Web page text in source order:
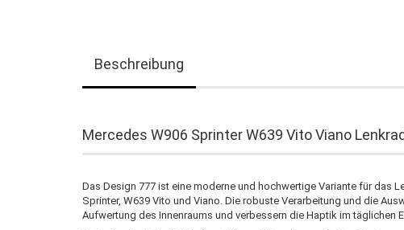
Beschreibung
Mercedes W906 Sprinter W639 Vito Viano
Das Design 777 ist eine moderne und hochwertige Variante für das
Sprinter, W639 Vito und Viano. Die robuste Verarbeitung und die
Aufwertung des Innenraums und verbessern die Haptik im täglichen